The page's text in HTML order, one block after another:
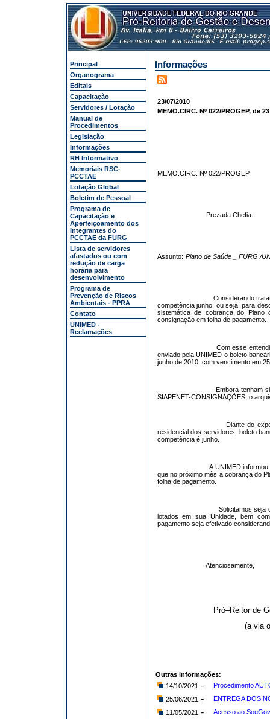
Principal
Organograma
Editais
Capacitação
Servidores / Lotação
Manual de
Procedimentos
Legislação
Informações
RH Informativo
Memoriais RSC-
PCCTAE
Lotação Global
Boletim de Pessoal
Programa de
Capacitação e
Aperfeiçoamento dos
Integrantes do
PCCTAE da FURG
Lista de servidores
afastados ou com
redução de carga
horária para
desenvolvimento
Programa de
Prevenção de Riscos
Ambientais - PPRA
Contato
UNIMED -
Reclamações
Informações
23/07/2010
MEMO.CIRC. Nº 022/PROGEP, de
MEMO.CIRC. Nº 022/PROGEP
Prezada Chefia:
Assunto: Plano de Saúde _ FURG /
Considerando
competência junho, ou seja, para
sistemática de cobrança do Plano
consignação em folha de pagamento.
Com esse
enviado pela UNIMED o boleto
junho de 2010, com vencimento em
Embora tenham
SIAPENET-CONSIGNAÇÕES, o
Diante do
residencial dos servidores, boleto
competência é junho.
A UNIMED
que no próximo mês a cobrança do
folha de pagamento.
Solicitamos seja
lotados em sua Unidade, bem
pagamento seja efetivado
Atenciosamente,
Pró–Reitor de
(a via
Outras informações:
14/10/2021 -
Procedimento
25/06/2021 -
ENTREGA DOS
11/05/2021 -
Acesso ao